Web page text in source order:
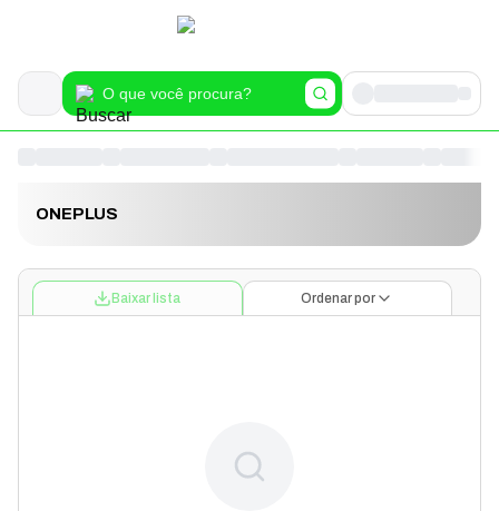
ONEPLUS
Baixar lista Ordenar por